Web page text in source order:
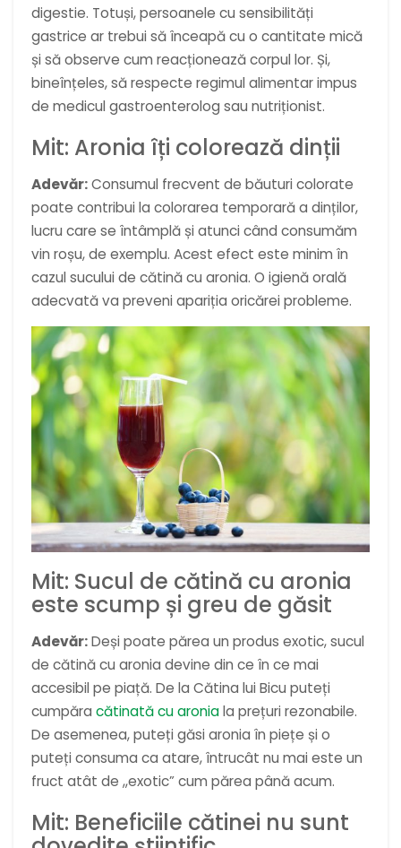
digestie. Totuși, persoanele cu sensibilități
gastrice ar trebui să înceapă cu o cantitate mică
și să observe cum reacționează corpul lor. Și,
bineînțeles, să respecte regimul alimentar impus
de medicul gastroenterolog sau nutriționist.
Mit: Aronia îți colorează dinții
Adevăr:Consumul frecvent de băuturi colorate
poate contribui la colorarea temporară a dinților,
lucru care se întâmplă și atunci când consumăm
vin roșu, de exemplu. Acest efect este minim în
cazul sucului de cătină cu aronia. O igienă orală
adecvată va preveni apariția oricărei probleme.
Mit: Sucul de cătină cu aronia
este scump și greu de găsit
Adevăr:Deși poate părea un produs exotic, sucul
de cătină cu aronia devine din ce în ce mai
accesibil pe piață. De la Cătina lui Bicu puteți
cumpăra cătinată cu aroniala prețuri rezonabile.
De asemenea, puteți găsi aronia în piețe și o
puteți consuma ca atare, întrucât nu mai este un
fruct atât de ,,exotic” cum părea până acum.
Mit: Beneficiile cătinei nu sunt